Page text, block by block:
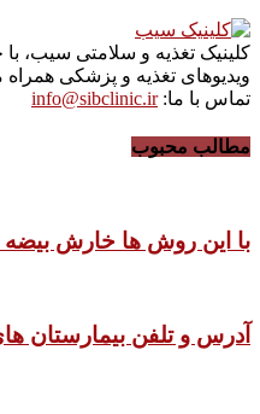
کلینیک تغذیه و سلامتی سیب، با
ویدیوهای تغذیه و پزشکی
تماس با ما:info@sibclinic.ir
مطالب محبوب
با این روش ها خارش بیضه
آدرس و تلفن بیمارستان